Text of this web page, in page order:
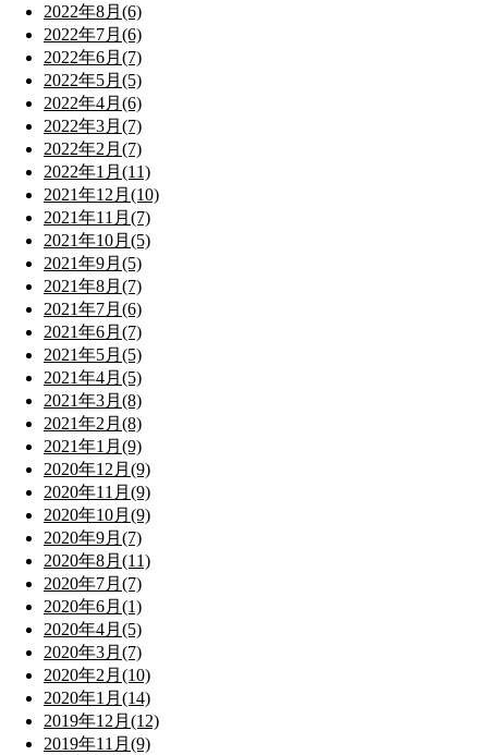
2022年8月(6)
2022年7月(6)
2022年6月(7)
2022年5月(5)
2022年4月(6)
2022年3月(7)
2022年2月(7)
2022年1月(11)
2021年12月(10)
2021年11月(7)
2021年10月(5)
2021年9月(5)
2021年8月(7)
2021年7月(6)
2021年6月(7)
2021年5月(5)
2021年4月(5)
2021年3月(8)
2021年2月(8)
2021年1月(9)
2020年12月(9)
2020年11月(9)
2020年10月(9)
2020年9月(7)
2020年8月(11)
2020年7月(7)
2020年6月(1)
2020年4月(5)
2020年3月(7)
2020年2月(10)
2020年1月(14)
2019年12月(12)
2019年11月(9)